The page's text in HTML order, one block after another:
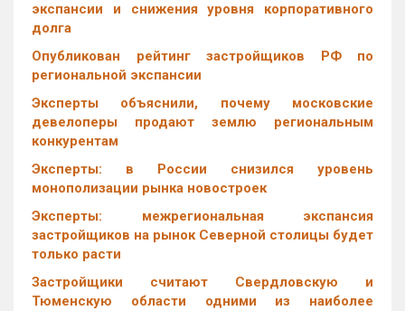
экспансии и снижения уровня корпоративного
долга
Опубликован рейтинг застройщиков РФ по
региональной экспансии
Эксперты объяснили, почему московские
девелоперы продают землю региональным
конкурентам
Эксперты: в России снизился уровень
монополизации рынка новостроек
Эксперты: межрегиональная экспансия
застройщиков на рынок Северной столицы будет
только расти
Застройщики считают Свердловскую и
Тюменскую области одними из наиболее